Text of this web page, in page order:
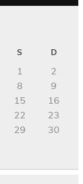
S D
1
2
8
9
15
16
22
23
29
30